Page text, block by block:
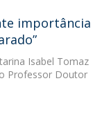
importância
Isabel Tomaz
Professor Doutor